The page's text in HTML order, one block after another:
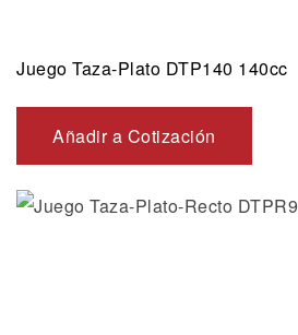
Juego Taza-Plato DTP140 140cc
Añadir a Cotización